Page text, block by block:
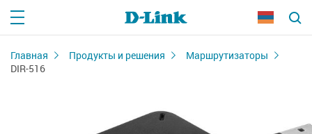
Главная Продукты и решения
Маршрутизаторы
DIR-516